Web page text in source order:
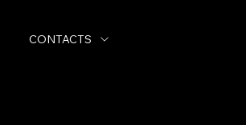
CONTACTS